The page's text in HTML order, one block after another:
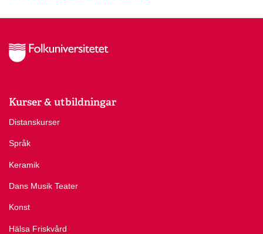
Kurser & utbildningar
Distanskurser
Språk
Keramik
Dans Musik Teater
Konst
Hälsa Friskvård